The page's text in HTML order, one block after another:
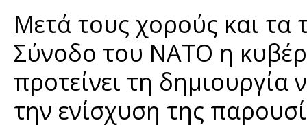
Μετά τους χορούς και τα
Σύνοδο του ΝΑΤΟ η
προτείνει τη
την ενίσχυση της